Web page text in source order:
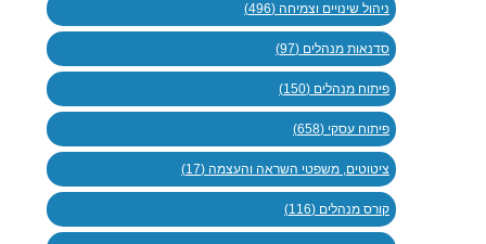
ניהול שינויים וצמיחה (496)
סדנאות מנהלים (97)
פיתוח מנהלים (150)
פיתוח עסקי (658)
ציטוטים, משפטי השראה והעצמה (17)
קורס מנהלים (116)